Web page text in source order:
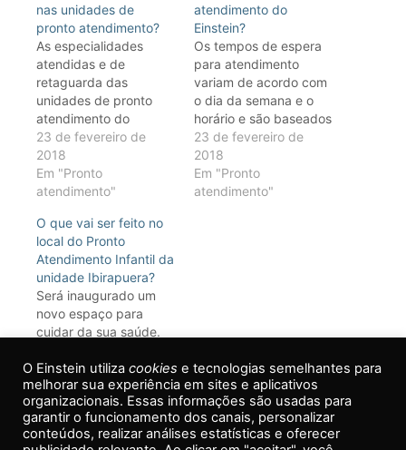
nas unidades de
pronto atendimento?
As especialidades
atendidas e de
retaguarda das
unidades de pronto
atendimento do
Einstein podem ser
conferidas no
endereço:
https://www.einstein.br/estrutura/unidades-
Elas contemplam todas
as necessidades para
os atendimentos de
emergência.
23 de fevereiro de
2018
Em "Pronto
atendimento"
atendimento do
Einstein?
Os tempos de espera
para atendimento
variam de acordo com
o dia da semana e o
horário e são baseados
na gravidade e na
demanda de
pacientes. Os
endereços e outras
pronto-atendimento.
23 de fevereiro de
2018
Em "Pronto
atendimento"
O que vai ser feito no
local do Pronto
Atendimento Infantil da
unidade Ibirapuera?
Será inaugurado um
novo espaço para
cuidar da sua saúde.
Em "Ibirapuera"
O Einstein utiliza cookies e tecnologias semelhantes para
melhorar sua experiência em sites e aplicativos
organizacionais. Essas informações são usadas para
garantir o funcionamento dos canais, personalizar
conteúdos, realizar análises estatísticas e oferecer